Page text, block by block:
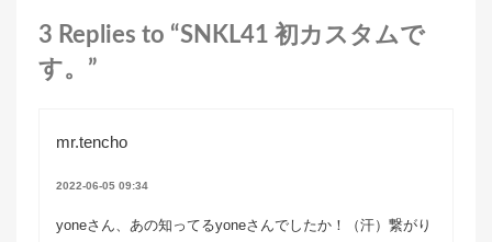
3 Replies to “SNKL41 初カスタムで
す。”
mr.tencho
2022-06-05 09:34
yoneさん、あの知ってるyoneさんでしたか！（汗）繋がり